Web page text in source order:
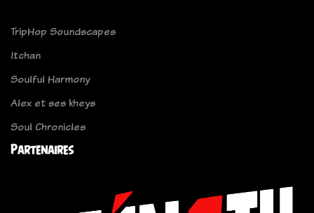
TripHop Soundscapes
Itchan
Soulful Harmony
Alex et ses kheys
Soul Chronicles
Partenaires